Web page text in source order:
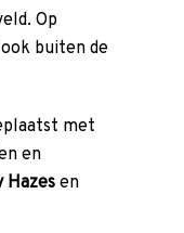
Op
buiten de
met
en
Hazes en